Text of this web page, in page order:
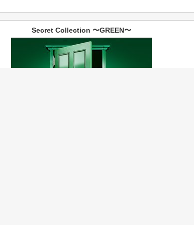
Secret Collection 〜GREEN〜